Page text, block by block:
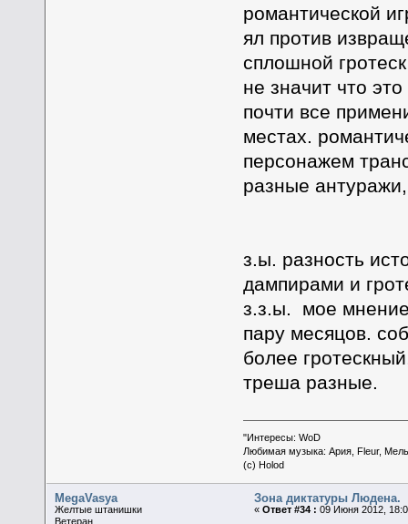
романтической
ял против
сплошной
не значит что
почти все
местах.
персонажем
разные
з.ы. разность
дампирами и
з.з.ы. мое мнение
пару месяцов.
более
треша разные.
"Интересы: WoD
Любимая музыка: Ария, Fleur,
(c) Holod
MegaVasya
Желтые штанишки
Ветеран
Зона диктатуры Людена.
«Ответ #34 : 09 Июня 2012,